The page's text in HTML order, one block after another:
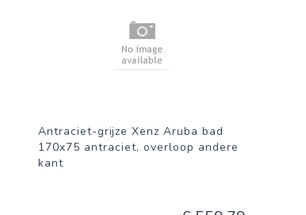
Antraciet-grijze Xenz Aruba bad
170x75 antraciet, overloop andere
kant